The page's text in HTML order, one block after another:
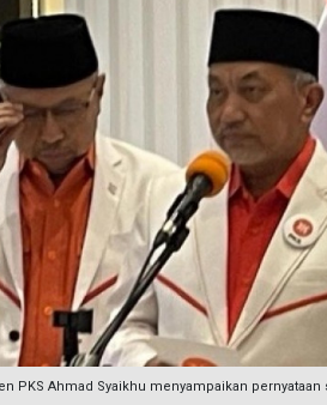
PKS Ahmad Syaikhu menyampaikan pernyataan